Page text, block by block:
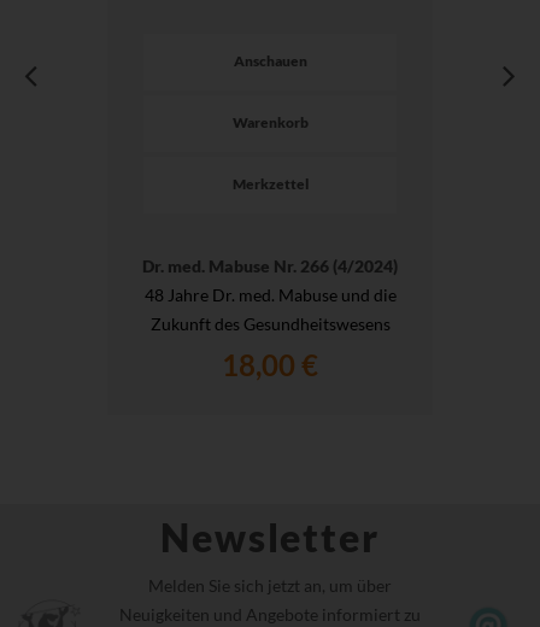
Anschauen
Warenkorb
Merkzettel
Dr. med. Mabuse Nr. 266 (4/2024)
48 Jahre Dr. med. Mabuse und die
Zukunft des Gesundheitswesens
18,00 €
Newsletter
Melden Sie sich jetzt an, um über
Neuigkeiten und Angebote informiert zu